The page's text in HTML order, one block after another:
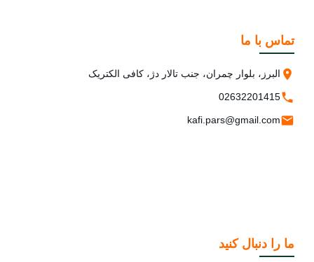
تماس با ما
البرز، بلوار چمران، جنب تالار دژ، کافی الکتریک
02632201415
kafi.pars@gmail.com
ما را دنبال کنید